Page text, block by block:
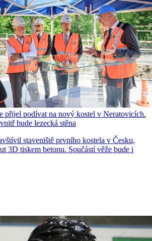
přijel podívat na nový kostel v Neratovicích.
bude lezecká stěna
staveniště prvního kostela v Česku,
3D tiskem betonu. Součástí věže bude i